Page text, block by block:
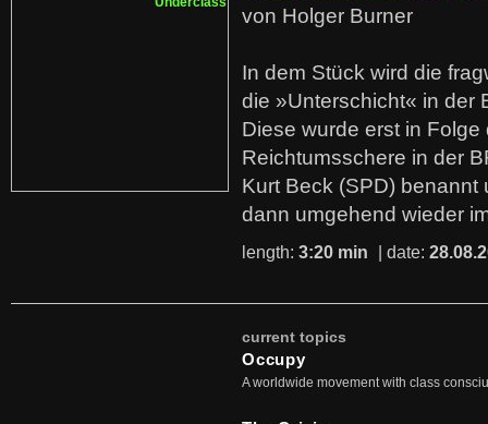
von Holger Burner
In dem Stück wird die
die »Unterschicht« in der
Diese wurde erst in
Reichtumsschere in der
Kurt Beck (SPD)
dann umgehend wieder
length: 3:20 min | date:
current topics
Occupy
A worldwide movement with class